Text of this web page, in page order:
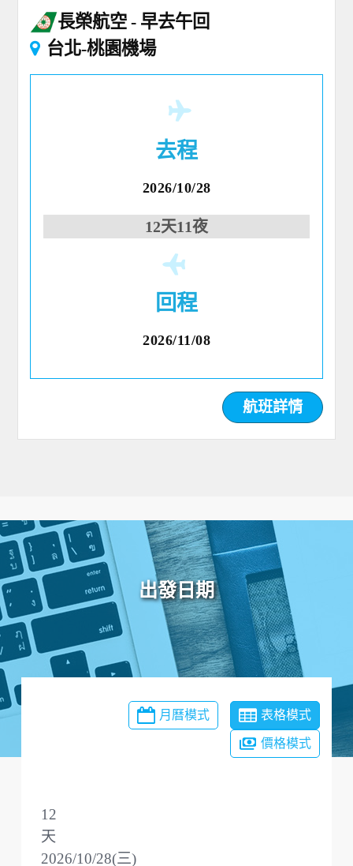
長榮航空
早去午回
台北-桃園機場
去程
2026/10/28
12天11夜
回程
2026/11/08
航班詳情
出發日期
月曆模式 表格模式
價格模式
2026/10/28(三)
12
天